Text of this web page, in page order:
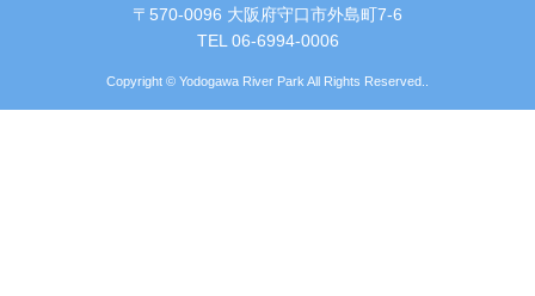
〒570-0096 大阪府守口市外島町7-6
TEL 06-6994-0006
Copyright © Yodogawa River Park All Rights Reserved..